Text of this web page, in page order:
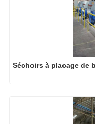
Séchoirs à placage de